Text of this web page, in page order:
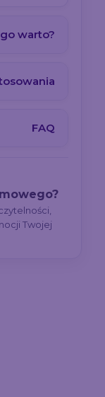
warto?
FAQ
Twojej